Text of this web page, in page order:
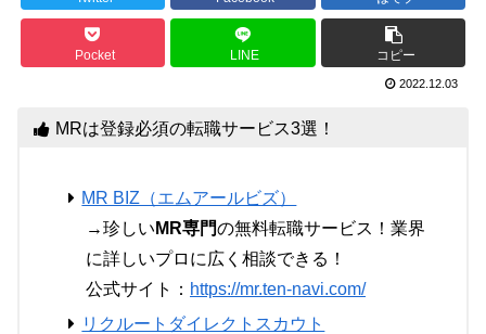
Pocket LINE コピー
2022.12.03
MRは登録必須の転職サービス3選！
MR BIZ（エムアールビズ）
→珍しい MR専門の無料転職サービス！業界
に詳しいプロに広く相談できる！
公式サイト： https://mr.ten-navi.com/
リクルートダイレクトスカウト